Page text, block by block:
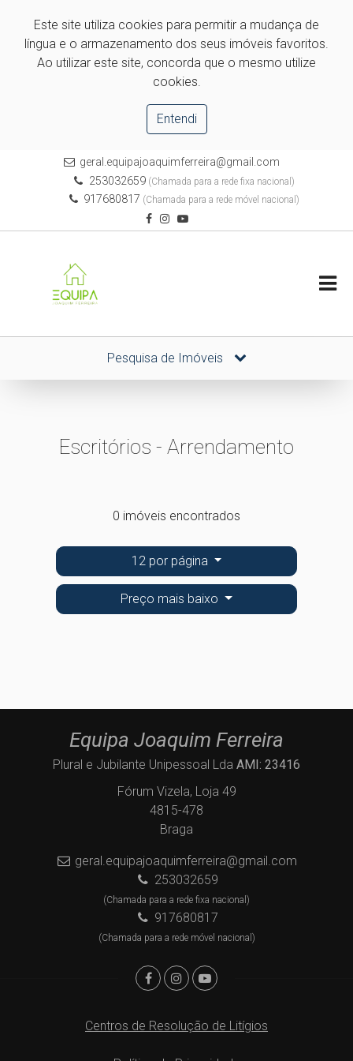
Este site utiliza cookies para permitir a mudança de
língua e o armazenamento dos seus imóveis favoritos.
Ao utilizar este site, concorda que o mesmo utilize
cookies.
Entendi
geral.equipajoaquimferreira@gmail.com
253032659(Chamada para a rede fixa nacional)
917680817 (Chamada para a rede móvel nacional)
Pesquisa de Imóveis
Escritórios - Arrendamento
0 imóveis encontrados
12 por página
Preço mais baixo
Equipa Joaquim Ferreira
Plural e Jubilante Unipessoal Lda AMI: 23416
Fórum Vizela, Loja 49
4815-478
Braga
geral.equipajoaquimferreira@gmail.com
253032659
(Chamada para a rede fixa nacional)
917680817
(Chamada para a rede móvel nacional)
Centros de Resolução de Litígios